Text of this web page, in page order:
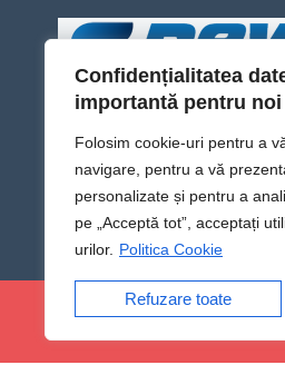
Confidențialitatea
importantă pentru noi
Folosim cookie-uri pentru a
navigare, pentru a vă
personalizate și pentru a
pe „Acceptă tot”, acceptați
urilor. Politica Cookie
Refuzare toate
@Sens TV | Dă